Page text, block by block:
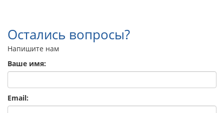
Остались вопросы?
Напишите нам
Ваше имя:
Email: